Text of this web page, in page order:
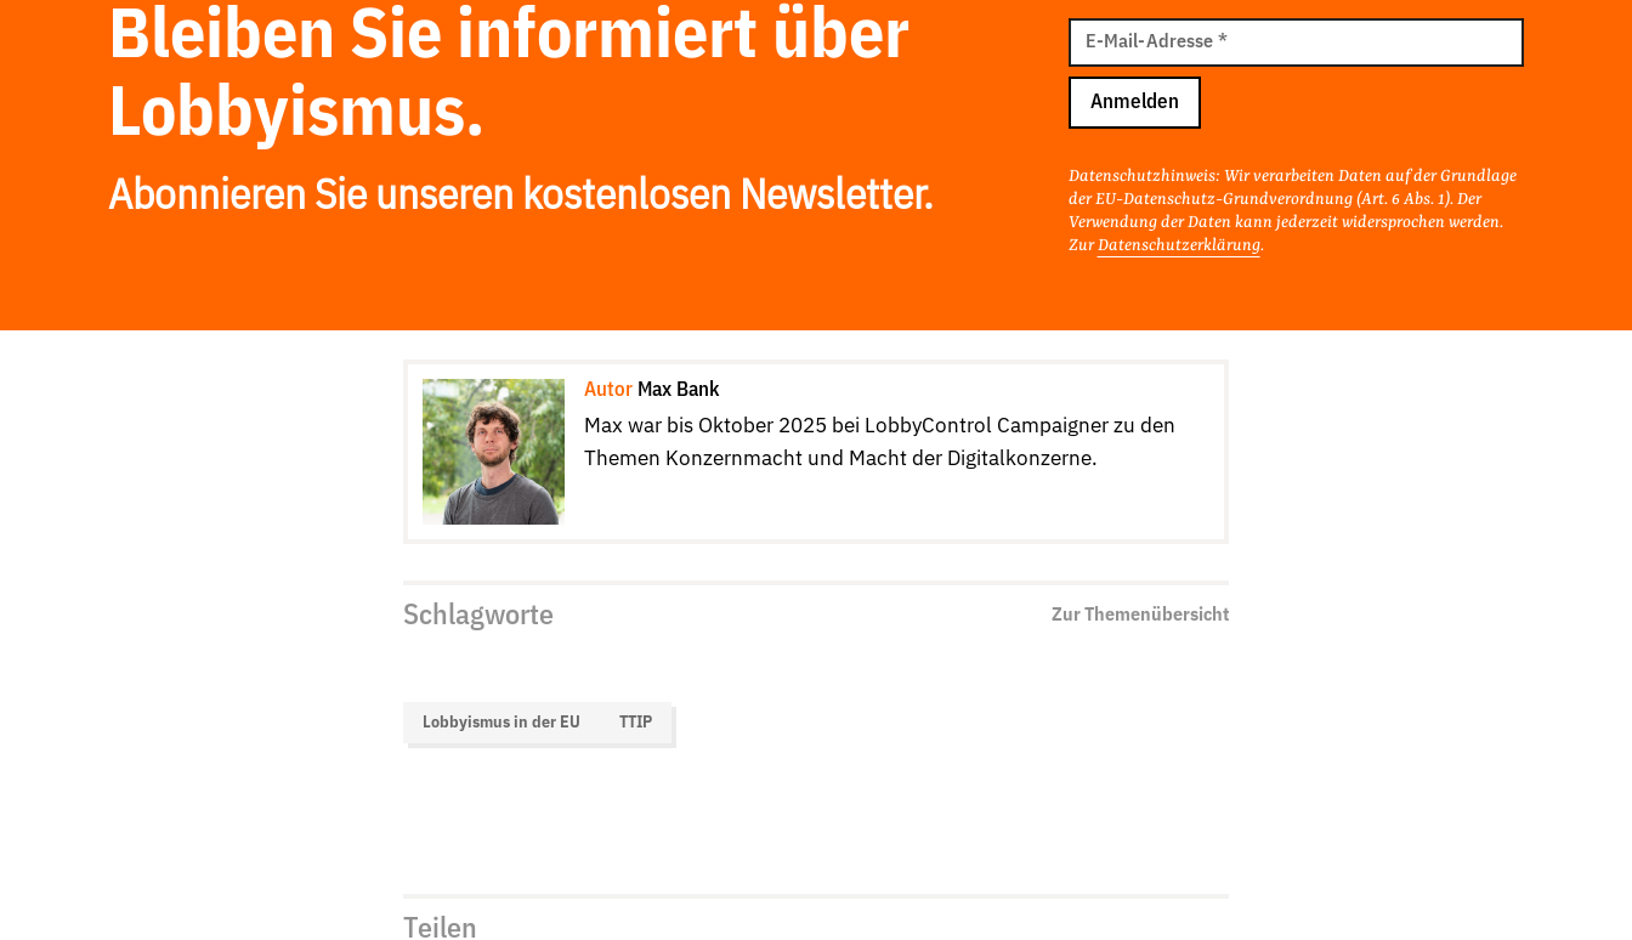
Bleiben Sie informiert über
Lobbyismus.
Abonnieren Sie unseren kostenlosen Newsletter.
Mail
Adresse
E-Mail-Adresse *
Anmelden
Datenschutzhinweis: Wir verarbeiten Daten auf der Grundlage
der EU-Datenschutz-Grundverordnung (Art. 6 Abs. 1). Der
Verwendung der Daten kann jederzeit widersprochen werden.
ZurDatenschutzerklärung.
Autor Max Bank
Max war bis Oktober 2025 bei LobbyControl Campaigner zu den
Themen Konzernmacht und Macht der Digitalkonzerne.
Schlagworte Zur Themenübersicht
Lobbyismus in der EU TTIP
Teilen